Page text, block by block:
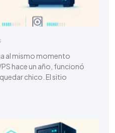
al mismo momento
hace un año, funcionó
chico. El sitio